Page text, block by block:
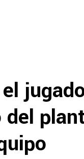
del